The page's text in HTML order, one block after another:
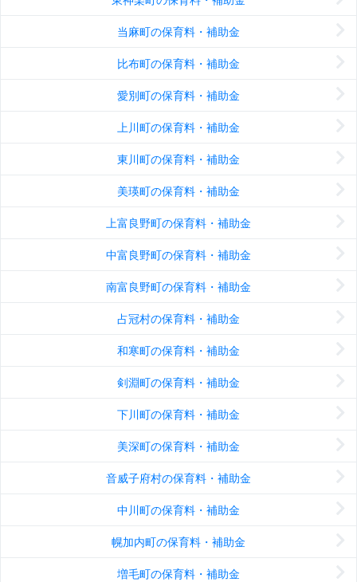
当麻町の保育料・補助金
比布町の保育料・補助金
愛別町の保育料・補助金
上川町の保育料・補助金
東川町の保育料・補助金
美瑛町の保育料・補助金
上富良野町の保育料・補助金
中富良野町の保育料・補助金
南富良野町の保育料・補助金
占冠村の保育料・補助金
和寒町の保育料・補助金
剣淵町の保育料・補助金
下川町の保育料・補助金
美深町の保育料・補助金
音威子府村の保育料・補助金
中川町の保育料・補助金
幌加内町の保育料・補助金
増毛町の保育料・補助金